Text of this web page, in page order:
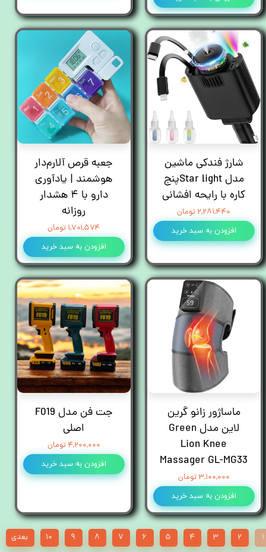
شارژ فندکی ماشین
مدل Star lightپنج
کاره با رایحه افشانی
۲,۲۸۱,۴۴۰ تومان
افزودن به سبد خرید
جعبه قرص آلارم‌دار
هوشمند | یادآوری
دارو با ۴ هشدار
روزانه
۱,۷۰۱,۵۷۴ تومان
افزودن به سبد خرید
ماساژور زانو گرین
لاین مدل Green
Lion Knee
Massager GL-MG33
۳,۱۰۰,۰۰۰ تومان
افزودن به سبد خرید
جت فن مدل F019
اصلی
۴,۲۰۰,۰۰۰ تومان
افزودن به سبد خرید
۱ ۲ ۳ ۴ ۵ ۶ ۷ ۸ ۹ ۱۰ بعدی